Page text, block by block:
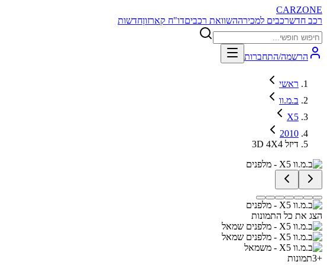
CARZONE
רכב חדשרכבים למכירההשוואת רכביםדו"ח קארזוןחדשות
הרשמה/התחברות
ראשי
ב.מ.וו
X5
2010
3D 4X4 דיזל
הצג את כל התמונות
+
3תמונות